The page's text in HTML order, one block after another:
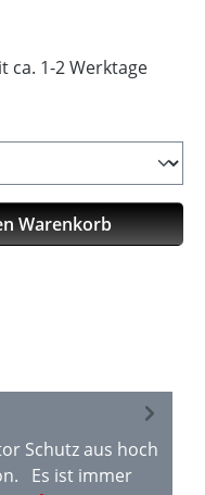
ca. 1-2 Werktage
gewünschten
Warenkorb
Schutz aus hoch
Es ist immer